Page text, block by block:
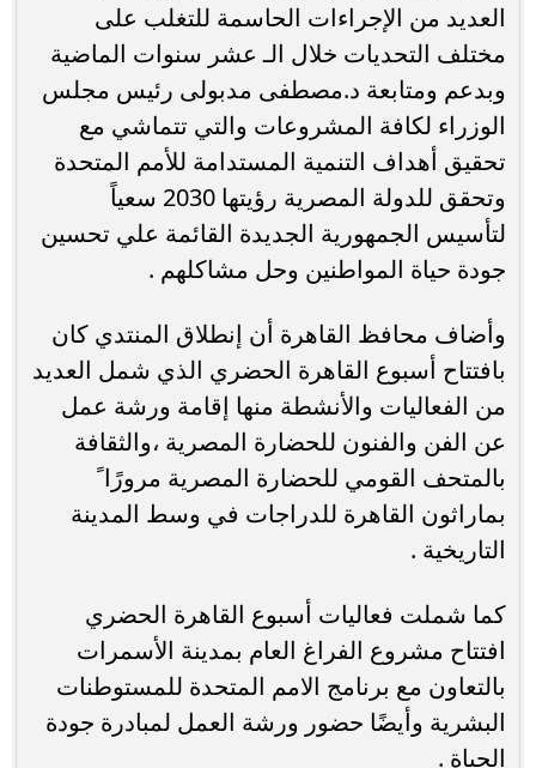
العديد من الإجراءات الحاسمة للتغلب على
مختلف التحديات خلال الـ عشر سنوات الماضية
وبدعم ومتابعة د.مصطفى مدبولى رئيس مجلس
الوزراء لكافة المشروعات والتي تتماشي مع
تحقيق أهداف التنمية المستدامة للأمم المتحدة
وتحقق للدولة المصرية رؤيتها 2030 سعياً
لتأسيس الجمهورية الجديدة القائمة علي تحسين
جودة حياة المواطنين وحل مشاكلهم .
وأضاف محافظ القاهرة أن إنطلاق المنتدي كان
بافتتاح أسبوع القاهرة الحضري الذي شمل العديد
من الفعاليات والأنشطة منها إقامة ورشة عمل
عن الفن والفنون للحضارة المصرية ،والثقافة
بالمتحف القومي للحضارة المصرية مرورًا ً
بماراثون القاهرة للدراجات في وسط المدينة
التاريخية .
كما شملت فعاليات أسبوع القاهرة الحضري
افتتاح مشروع الفراغ العام بمدينة الأسمرات
بالتعاون مع برنامج الامم المتحدة للمستوطنات
البشرية وأيضًا حضور ورشة العمل لمبادرة جودة
الحياة .